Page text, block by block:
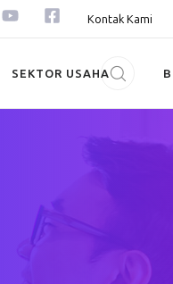
Kontak Kami
SEKTOR USAHA